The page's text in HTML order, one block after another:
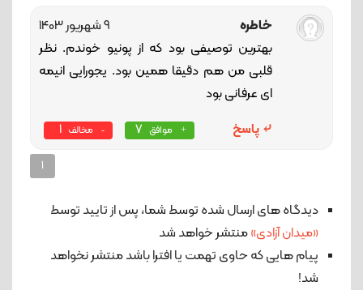
خاطره
9 شهریور 1403
بهترین توصیفی بود که از پونیو خوندم. نظر
قلبی من هم دقیقا همین بود. یجورایی انیمه
ای عرفانی بود
پاسخ
موافق 7 مخالف 1
1
دیدگاه های ارسال شده توسط شما، پس از تایید توسط
«میدان آزادی»منتشر خواهد شد
پیام هایی که حاوی تهمت یا افترا باشد منتشر نخواهد
شد!